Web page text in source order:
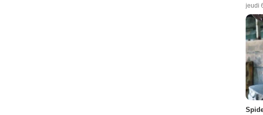
jeudi